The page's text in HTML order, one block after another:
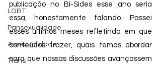
LGBT
Pansexualidade
Assexualidade
Trans
publicação no Bi-Sides esse ano seria
essa, honestamente falando. Passei
esses últimos meses refletindo em que
conteúdos trazer, quais temas abordar
para que nossas discussões avançassem